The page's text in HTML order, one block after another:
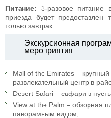
Питание: 3-разовое питание
приезда будет предоставлен
только завтрак.
Экскурсионная
мероприятия
Mall of the Emirates – крупный
развлекательный центр в
Desert Safari – сафари в
View at the Palm – обзорная
панорамным видом;